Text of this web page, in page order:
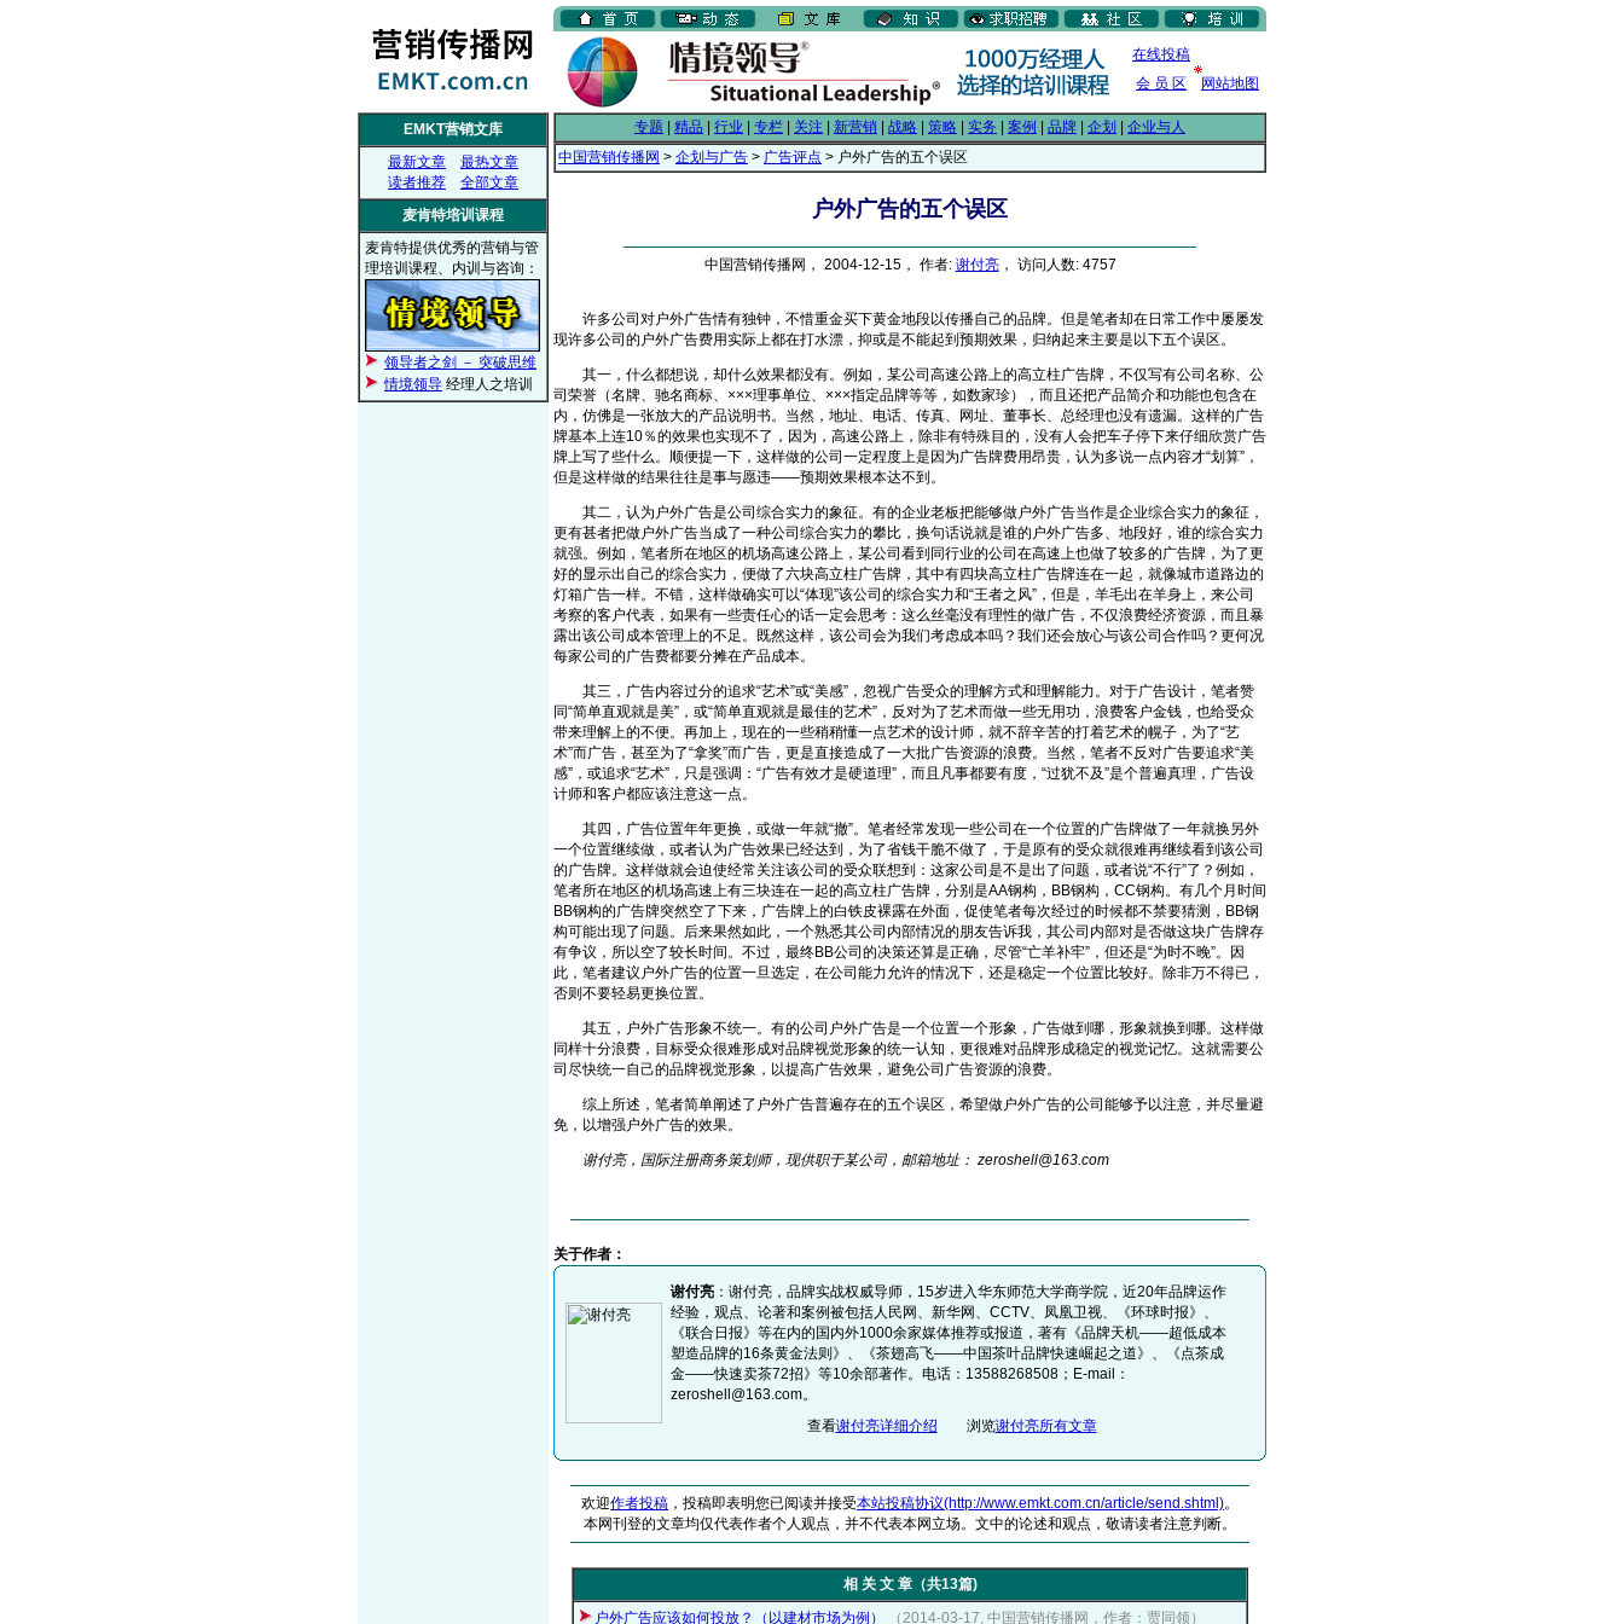
在线投稿
会 员 区
网站地图
EMKT营销文库
最新文章
最热文章
读者推荐
全部文章
麦肯特培训课程
麦肯特提供优秀的营销与管
理培训课程、内训与咨询：
领导者之剑 － 突破思维
情境领导 经理人之培训
专题 精品 行业 专栏 关注 新营销 战略 策略 实务 案例 品牌 企划
企业与人
中国营销传播网 > 企划与广告 > 广告评点 > 户外广告的五个误区
户外广告的五个误区
中国营销传播网， 2004-12-15， 作者: 谢付亮， 访问人数: 4757
许多公司对户外广告情有独钟，不惜重金买下黄金地段以传播自己的品牌。但是笔者却在日常工作中屡屡发
现许多公司的户外广告费用实际上都在打水漂，抑或是不能起到预期效果，归纳起来主要是以下五个误区。
其一，什么都想说，却什么效果都没有。例如，某公司高速公路上的高立柱广告牌，不仅写有公司名称、公
司荣誉（名牌、驰名商标、×××理事单位、×××指定品牌等等，如数家珍），而且还把产品简介和功能也包含在
内，仿佛是一张放大的产品说明书。当然，地址、电话、传真、网址、董事长、总经理也没有遗漏。这样的广告
牌基本上连10％的效果也实现不了，因为，高速公路上，除非有特殊目的，没有人会把车子停下来仔细欣赏广告
牌上写了些什么。顺便提一下，这样做的公司一定程度上是因为广告牌费用昂贵，认为多说一点内容才“划算”，
但是这样做的结果往往是事与愿违——预期效果根本达不到。
其二，认为户外广告是公司综合实力的象征。有的企业老板把能够做户外广告当作是企业综合实力的象征，
更有甚者把做户外广告当成了一种公司综合实力的攀比，换句话说就是谁的户外广告多、地段好，谁的综合实力
就强。例如，笔者所在地区的机场高速公路上，某公司看到同行业的公司在高速上也做了较多的广告牌，为了更
好的显示出自己的综合实力，便做了六块高立柱广告牌，其中有四块高立柱广告牌连在一起，就像城市道路边的
灯箱广告一样。不错，这样做确实可以“体现”该公司的综合实力和“王者之风”，但是，羊毛出在羊身上，来公司
考察的客户代表，如果有一些责任心的话一定会思考：这么丝毫没有理性的做广告，不仅浪费经济资源，而且暴
露出该公司成本管理上的不足。既然这样，该公司会为我们考虑成本吗？我们还会放心与该公司合作吗？更何况
每家公司的广告费都要分摊在产品成本。
其三，广告内容过分的追求“艺术”或“美感”，忽视广告受众的理解方式和理解能力。对于广告设计，笔者赞
同“简单直观就是美”，或“简单直观就是最佳的艺术”，反对为了艺术而做一些无用功，浪费客户金钱，也给受众
带来理解上的不便。再加上，现在的一些稍稍懂一点艺术的设计师，就不辞辛苦的打着艺术的幌子，为了“艺
术”而广告，甚至为了“拿奖”而广告，更是直接造成了一大批广告资源的浪费。当然，笔者不反对广告要追求“美
感”，或追求“艺术”，只是强调：“广告有效才是硬道理”，而且凡事都要有度，“过犹不及”是个普遍真理，广告设
计师和客户都应该注意这一点。
其四，广告位置年年更换，或做一年就“撤”。笔者经常发现一些公司在一个位置的广告牌做了一年就换另外
一个位置继续做，或者认为广告效果已经达到，为了省钱干脆不做了，于是原有的受众就很难再继续看到该公司
的广告牌。这样做就会迫使经常关注该公司的受众联想到：这家公司是不是出了问题，或者说“不行”了？例如，
笔者所在地区的机场高速上有三块连在一起的高立柱广告牌，分别是AA钢构，BB钢构，CC钢构。有几个月时间
BB钢构的广告牌突然空了下来，广告牌上的白铁皮裸露在外面，促使笔者每次经过的时候都不禁要猜测，BB钢
构可能出现了问题。后来果然如此，一个熟悉其公司内部情况的朋友告诉我，其公司内部对是否做这块广告牌存
有争议，所以空了较长时间。不过，最终BB公司的决策还算是正确，尽管“亡羊补牢”，但还是“为时不晚”。因
此，笔者建议户外广告的位置一旦选定，在公司能力允许的情况下，还是稳定一个位置比较好。除非万不得已，
否则不要轻易更换位置。
其五，户外广告形象不统一。有的公司户外广告是一个位置一个形象，广告做到哪，形象就换到哪。这样做
同样十分浪费，目标受众很难形成对品牌视觉形象的统一认知，更很难对品牌形成稳定的视觉记忆。这就需要公
司尽快统一自己的品牌视觉形象，以提高广告效果，避免公司广告资源的浪费。
综上所述，笔者简单阐述了户外广告普遍存在的五个误区，希望做户外广告的公司能够予以注意，并尽量避
免，以增强户外广告的效果。
谢付亮，国际注册商务策划师，现供职于某公司，邮箱地址： zeroshell@163.com
关于作者：
谢付亮 ：谢付亮，品牌实战权威导师，15岁进入华东师范大学商学院，近20年品牌运作
经验，观点、论著和案例被包括人民网、新华网、CCTV、凤凰卫视、《环球时报》、
《联合日报》等在内的国内外1000余家媒体推荐或报道，著有《品牌天机——超低成本
塑造品牌的16条黄金法则》、《茶翅高飞——中国茶叶品牌快速崛起之道》、《点茶成
金——快速卖茶72招》等10余部著作。电话：13588268508；E-mail：
zeroshell@163.com。
查看谢付亮详细介绍 浏览谢付亮所有文章
欢迎作者投稿 ，投稿即表明您已阅读并接受本站投稿协议(http://www.emkt.com.cn/article/send.shtml)。
本网刊登的文章均仅代表作者个人观点，并不代表本网立场。文中的论述和观点，敬请读者注意判断。
相 关 文 章（共13篇)
户外广告应该如何投放？（以建材市场为例）
（2014-03-17, 中国营销传播网，作者：贾同领）